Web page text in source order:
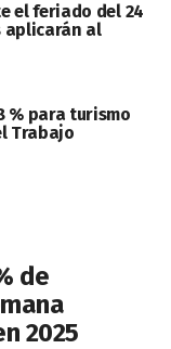
el feriado del 24
aplicarán al
% para turismo
Trabajo
de
2025